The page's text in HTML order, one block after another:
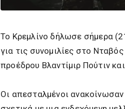
Το Κρεμλίνο δήλωσε σήμερα
για τις συνομιλίες στο
προέδρου Βλαντίμιρ Πούτιν
Οι απεσταλμένοι